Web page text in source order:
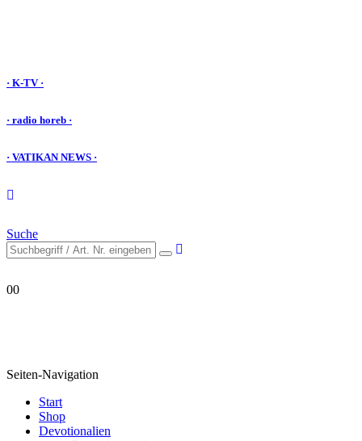
· K-TV ·
· radio horeb ·
· VATIKAN NEWS ·
Suche
00
Seiten-Navigation
Start
Shop
Devotionalien